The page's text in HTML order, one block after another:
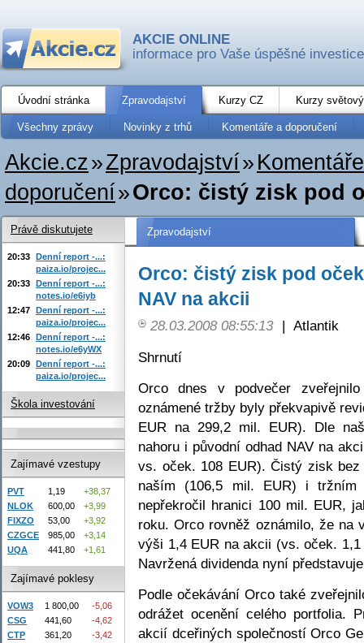
AKCIE ONLINE
informace pro Vaše úspěšné investice
Úvodní stránka Zpravodajství Kurzy CZ Kurzy
Všechny zprávy Novinky z trhů Komentáře a doporučení
Akcie.cz»Zpravodajství»
doporučení»Orco: čistý zisk pod
Zpravodajství
Orco: čistý zisk pod
NAV na akcii
28.03.2008 08:55:13 | Atlantik
Shrnutí
Orco dnes v podvečer
oznámené tržby byly překvapivě
EUR na 299,2 mil. EUR). Dle
nahoru i původní odhad NAV na
vs. oček. 108 EUR). Čistý zisk
naším (106,5 mil. EUR) i tržním
nepřekročil hranici 100 mil. EUR,
roku. Orco rovněž oznámilo, že na
výši 1,4 EUR na akcii (vs. oček.
Navržená dividenda nyní
Podle očekávání Orco také
odrážet ocenění celého portfolia.
akcií dceřiných společností Orco
Právě diskutujete
20:33 Denní report -...:
paiza.io/projec...
20:33 Denní report -...:
notes.io/e6iyb
12:47 Denní report -...:
paiza.io/projec...
12:46 Denní report -...:
notes.io/e6yWX
20:09 Denní report -...:
paiza.io/projec...
Škola investování
Zajímavé vzestupy
PVT 1,19
+38,37
NLOK
600,00
+3,99
FIXZO
53,00
+3,92
CZGCE
985,00
+3,14
UQA
441,80 +1,61
Zajímavé poklesy
VOW3 1 800,00
-5,06
CSG
441,60
-4,62
CTP
361,20
-3,42